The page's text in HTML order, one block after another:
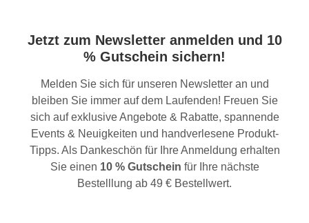
Jetzt zum Newsletter anmelden und 10
% Gutschein sichern!
Melden Sie sich für unseren Newsletter an und
bleiben Sie immer auf dem Laufenden! Freuen Sie
sich auf exklusive Angebote & Rabatte, spannende
Events & Neuigkeiten und handverlesene Produkt-
Tipps. Als Dankeschön für Ihre Anmeldung erhalten
Sie einen 10 % Gutschein für Ihre nächste
Bestelllung ab 49 € Bestellwert.